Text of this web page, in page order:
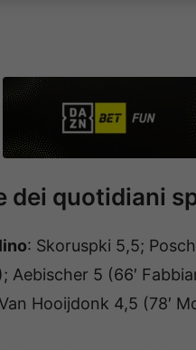
dei quotidiani
: Skoruspki 5,5;
Aebischer 5 (66′
Hooijdonk 4,5 (78′